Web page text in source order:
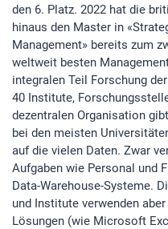
den 6. Platz. 2022 hat die
hinaus den Master in
Management» bereits zum
weltweit besten
integralen Teil Forschung
40 Institute,
dezentralen Organisation
bei den meisten
auf die vielen Daten. Zwar
Aufgaben wie Personal und
Data-Warehouse-Systeme.
und Institute verwenden
Lösungen (wie Microsoft